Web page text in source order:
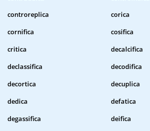
controreplica
corica
cornifica
cosifica
critica
decalcifica
declassifica
decodifica
decortica
decuplica
dedica
defatica
degassifica
deifica